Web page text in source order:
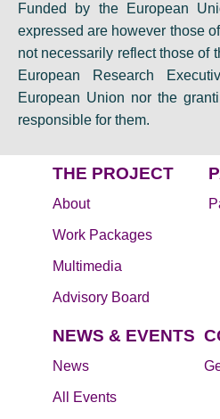
Funded by the European
expressed are however those
not necessarily reflect those of
European Research
European Union nor the
responsible for them.
THE PROJECT
About
Work Packages
Multimedia
Advisory Board
NEWS & EVENTS
News
All Events